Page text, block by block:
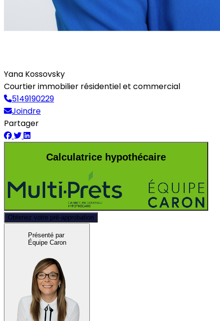
Yana Kossovsky
Courtier immobilier résidentiel et commercial
5149190229
Joindre
Partager
Calculatrice hypothécaire
Obtenez votre pré-approbation
Présenté par
Équipe Caron